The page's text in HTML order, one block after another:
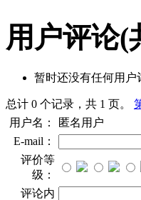
用户评论(
暂时还没有任何用户
总计 0 个记录，共 1 页。
用户名：
匿名用户
E-mail：
评价等
级：
评论内